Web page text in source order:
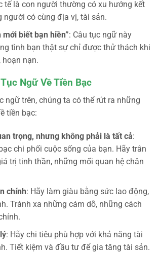
tế là con người thường có xu hướng kết
người có cùng địa vị, tài sản.
mới biết bạn hiền”: Câu tục ngữ này
tình bạn thật sự chỉ được thử thách khi
hoạn nạn.
Ngữ Về Tiền Bạc
ngữ trên, chúng ta có thể rút ra những
tiền bạc:
trọng, nhưng không phải là tất cả:
chi phối cuộc sống của bạn. Hãy trân
trị tinh thần, những mối quan hệ chân
chính: Hãy làm giàu bằng sức lao động,
Tránh xa những cám dỗ, những cách
: Hãy chi tiêu phù hợp với khả năng tài
Tiết kiệm và đầu tư để gia tăng tài sản.